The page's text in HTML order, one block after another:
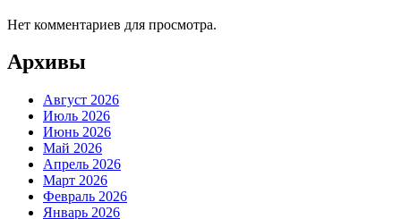
Нет комментариев для просмотра.
Архивы
Август 2026
Июль 2026
Июнь 2026
Май 2026
Апрель 2026
Март 2026
Февраль 2026
Январь 2026